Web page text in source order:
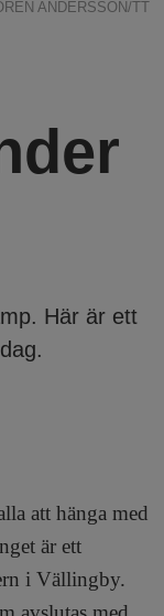
ANDERSSON/TT
Här är ett
att hänga med
är ett
i Vällingby.